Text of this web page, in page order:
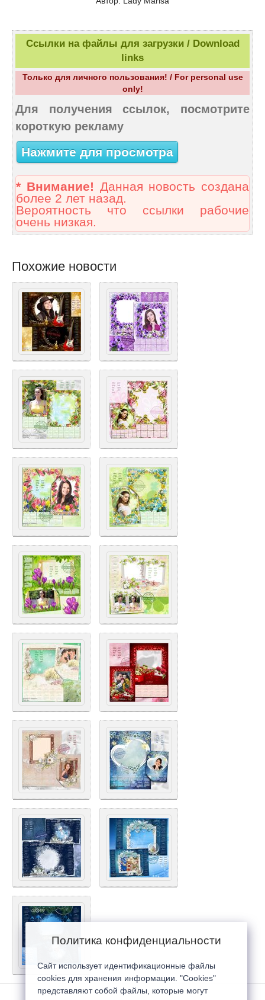
Ссылки на файлы для загрузки / Download
links
Только для личного пользования! / For personal use
only!
Для получения ссылок, посмотрите
короткую рекламу
Нажмите для просмотра
* Внимание! Данная новость создана
более 2 лет назад.
Вероятность что ссылки рабочие
очень низкая.
Похожие новости
Политика конфиденциальности
Сайт использует идентификационные файлы
cookies для хранения информации. "Cookies"
представляют собой файлы, которые могут